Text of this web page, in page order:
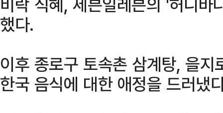
했다.
이후 종로구 토속촌 삼계탕, 을
한국 음식에 대한 애정을 드러냈